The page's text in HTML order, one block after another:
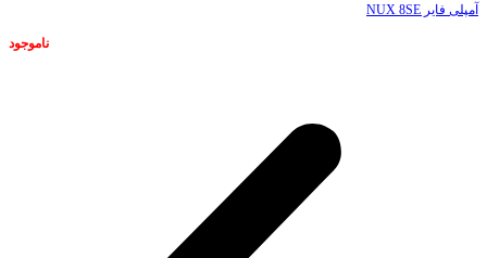
آمپلی فایر NUX 8SE
ناموجود